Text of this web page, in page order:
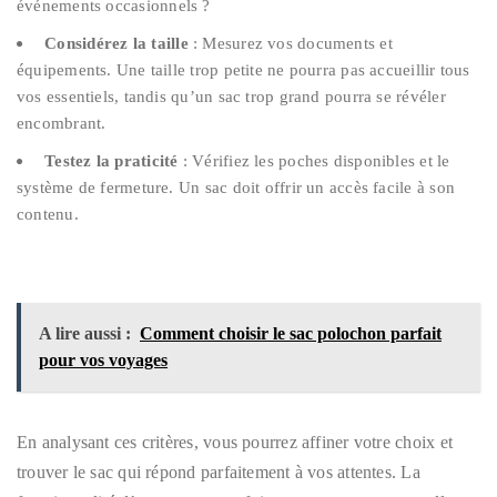
événements occasionnels ?
Considérez la taille: Mesurez vos documents et
équipements. Une taille trop petite ne pourra pas accueillir tous
vos essentiels, tandis qu’un sac trop grand pourra se révéler
encombrant.
Testez la praticité : Vérifiez les poches disponibles et le
système de fermeture. Un sac doit offrir un accès facile à son
contenu.
A lire aussi : Comment choisir le sac polochon parfait
pour vos voyages
En analysant ces critères, vous pourrez affiner votre choix et
trouver le sac qui répond parfaitement à vos attentes. La